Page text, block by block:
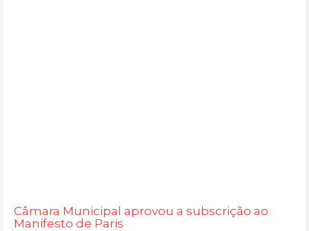
Câmara Municipal aprovou a subscrição ao
Manifesto de Paris